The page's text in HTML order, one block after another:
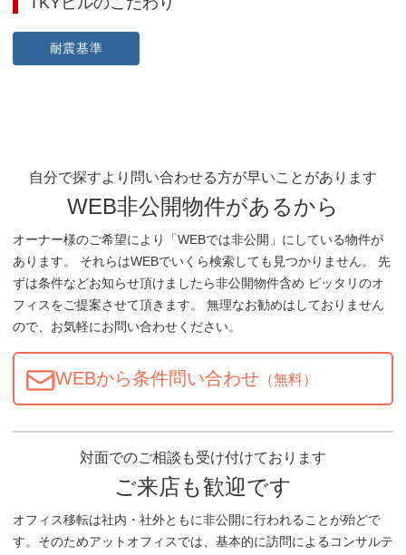
耐震基準
自分で探すより問い合わせる方が早いことがあります
WEB非公開物件があるから
オーナー様のご希望により「WEBでは非公開」にしている物件が
あります。 それらはWEBでいくら検索しても見つかりません。 先
ずは条件などお知らせ頂けましたら非公開物件含め ピッタリのオ
フィスをご提案させて頂きます。 無理なお勧めはしておりません
ので、お気軽にお問い合わせください。
WEBから条件問い合わせ （無料）
対面でのご相談も受け付けております
ご来店も歓迎です
オフィス移転は社内・社外ともに非公開に行われることが殆どで
す。そのためアットオフィスでは、基本的に訪問によるコンサルテ